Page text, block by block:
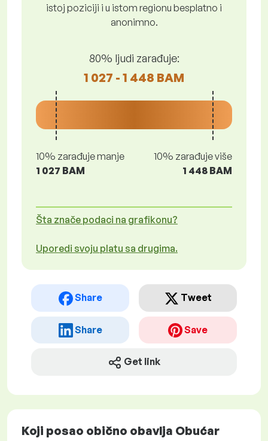
istoj poziciji i u istom regionu besplatno i
anonimno.
80% ljudi zarađuje:
1 027 - 1 448 BAM
10% zarađuje manje
1 027 BAM
10% zarađuje više
1 448 BAM
Šta znače podaci na grafikonu?
Uporedi svoju platu sa drugima.
Share Tweet
Share Save
Get link
Koji posao obično obavlja Obućar